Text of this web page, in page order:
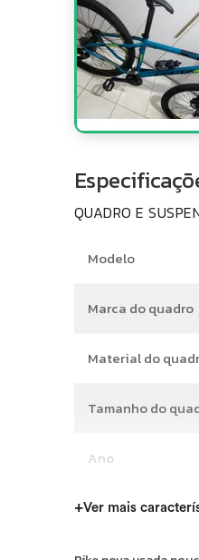
QUADRO E
Modelo
Marca do quadro
Material do
Tamanho do
Ano
+Ver mais